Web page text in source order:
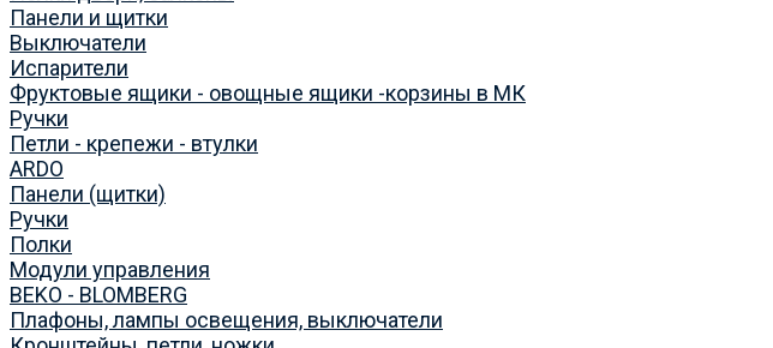
Панели и щитки
Выключатели
Испарители
Фруктовые ящики - овощные ящики -корзины в МК
Ручки
Петли - крепежи - втулки
ARDO
Панели (щитки)
Ручки
Полки
Модули управления
BEKO - BLOMBERG
Плафоны, лампы освещения, выключатели